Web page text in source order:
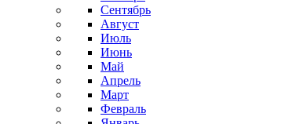
Сентябрь
Август
Июль
Июнь
Май
Апрель
Март
Февраль